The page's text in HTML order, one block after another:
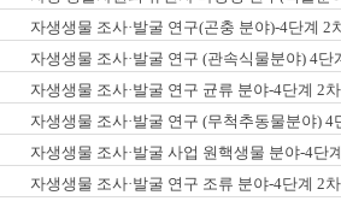
자생생물 조사·발굴 연구(곤충 분야)-4단계 2
자생생물 조사·발굴 연구 (관속식물분야) 4단
자생생물 조사·발굴 연구 균류 분야-4단계 2
자생생물 조사·발굴 연구 (무척추동물분야) 4
자생생물 조사·발굴 사업 원핵생물 분야-4단
자생생물 조사·발굴 연구 조류 분야-4단계 2